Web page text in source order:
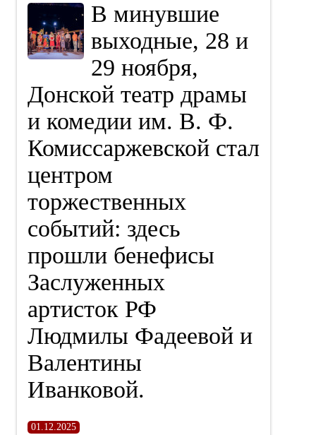
В минувшие
выходные, 28 и
29 ноября,
Донской театр драмы
и комедии им. В. Ф.
Комиссаржевской стал
центром
торжественных
событий: здесь
прошли бенефисы
Заслуженных
артисток РФ
Людмилы Фадеевой и
Валентины
Иванковой.
01.12.2025